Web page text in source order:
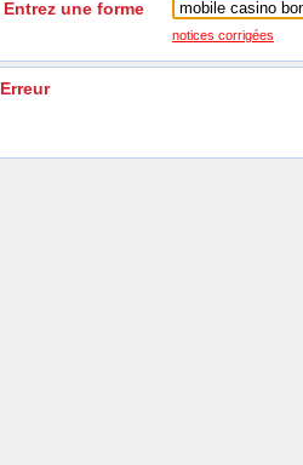
Entrez une forme
notices corrigées
Erreur